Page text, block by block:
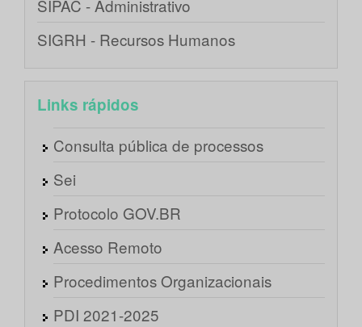
SIPAC - Administrativo
SIGRH - Recursos Humanos
Links rápidos
Consulta pública de processos
Sei
Protocolo GOV.BR
Acesso Remoto
Procedimentos Organizacionais
PDI 2021-2025